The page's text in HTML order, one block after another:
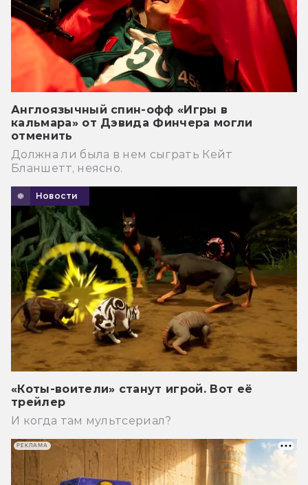
Англоязычный спин-офф «Игры в
кальмара» от Дэвида Финчера могли
отменить
Должна ли была в нем сыграть Кейт
Бланшетт, неясно.
Новости
«Коты-воители» станут игрой. Вот её
трейлер
И когда там мультсериал?
РЕКЛАМА